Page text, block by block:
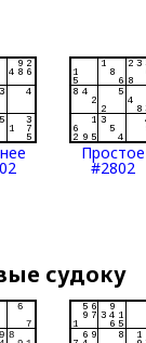
Простое
#2802
судоку